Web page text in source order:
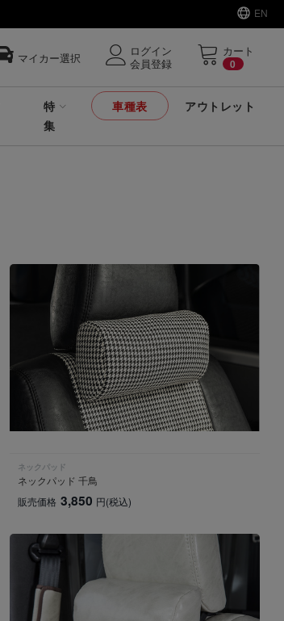
EN
カート
0
ログイン
会員登録
マイカー選択
特
集
車種表 アウトレット
ネックパッド
ネックパッド 千鳥
販売価格 3,850 円(税込)